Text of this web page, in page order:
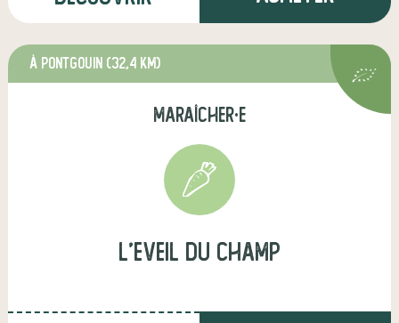
à Pontgouin (32,4 km)
maraîcher·e
l'Eveil du champ